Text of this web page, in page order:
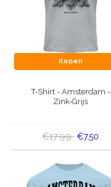
Kopen
T-Shirt - Amsterdam -
Zink-Grijs
€17,99 €7,50